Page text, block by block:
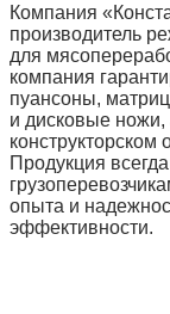
Компания
производитель
для
компания
пуансоны,
и дисковые ножи,
конструкторском
Продукция
опыта и
эффективности.